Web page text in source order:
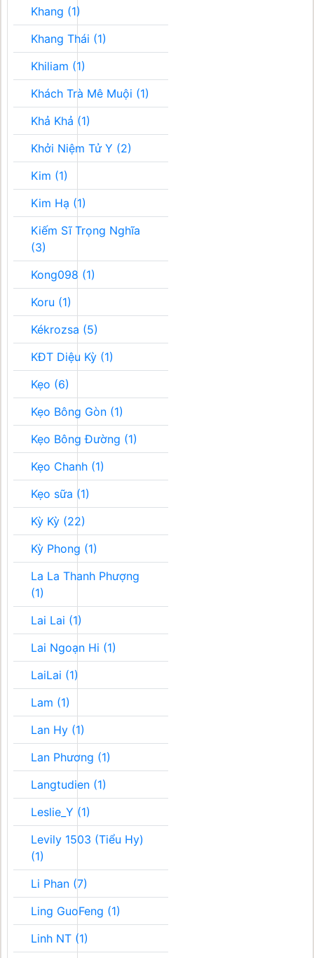
Khang (1)
Khang Thái (1)
Khiliam (1)
Khách Trà Mê Muội (1)
Khả Khả (1)
Khởi Niệm Tử Y (2)
Kim (1)
Kim Hạ (1)
Kiếm Sĩ Trọng Nghĩa
(3)
Kong098 (1)
Koru (1)
Kékrozsa (5)
KĐT Diệu Kỳ (1)
Kẹo (6)
Kẹo Bông Gòn (1)
Kẹo Bông Đường (1)
Kẹo Chanh (1)
Kẹo sữa (1)
Kỳ Kỳ (22)
Kỳ Phong (1)
La La Thanh Phượng
(1)
Lai Lai (1)
Lai Ngoạn Hi (1)
LaiLai (1)
Lam (1)
Lan Hy (1)
Lan Phương (1)
Langtudien (1)
Leslie_Y (1)
Levily 1503 (Tiểu Hy)
(1)
Li Phan (7)
Ling GuoFeng (1)
Linh NT (1)